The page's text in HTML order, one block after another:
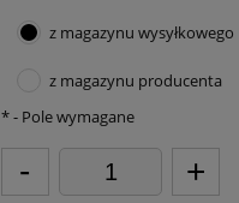
z magazynu wysyłkowego
z magazynu producenta
- +
*- Pole wymagane